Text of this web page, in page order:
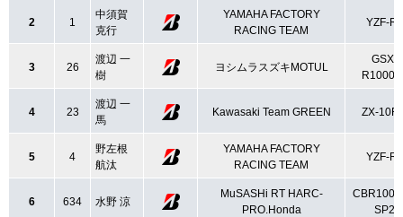
2 1
中須賀
克行
YAMAHA FACTORY
RACING TEAM
YZF-R1
3 26
渡辺 一
樹
ヨシムラスズキMOTUL
GSX-
4 23
渡辺 一
馬
Kawasaki Team GREEN ZX-
5 4
野左根
航汰
YAMAHA FACTORY
RACING TEAM
YZF-R1
6 634 水野 涼
MuSASHi RT HARC-
PRO.Honda
SP2